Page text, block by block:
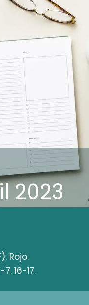
2023
Rojo.
16-17.